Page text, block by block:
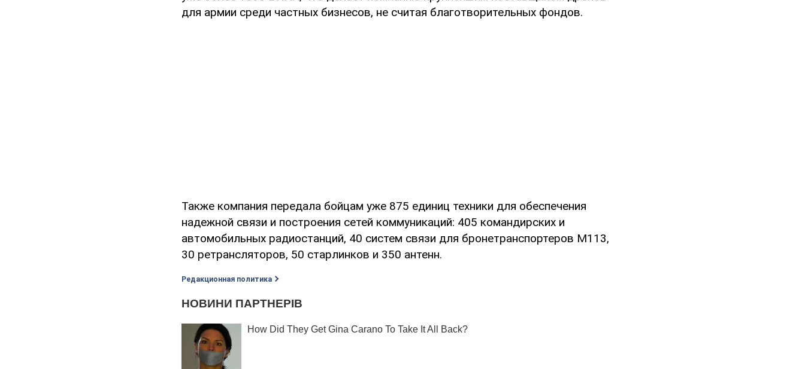
для армии среди частных бизнесов, не считая благотворительных фондов.
Также компания передала бойцам уже 875 единиц техники для обеспечения
надежной связи и построения сетей коммуникаций: 405 командирских и
автомобильных радиостанций, 40 систем связи для бронетранспортеров М113,
30 ретрансляторов, 50 старлинков и 350 антенн.
Редакционная политика